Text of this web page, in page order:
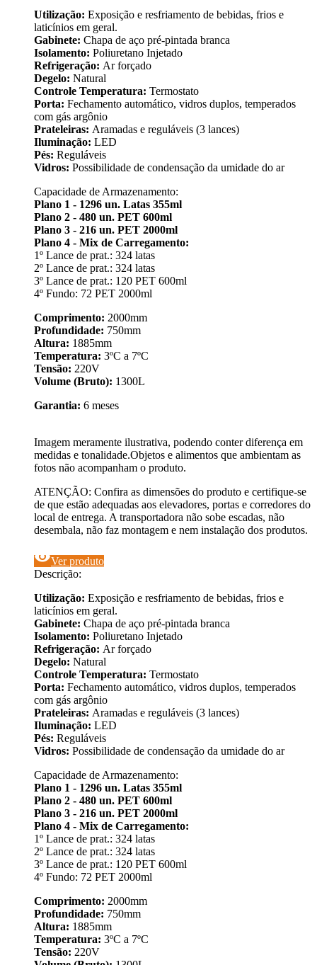
Utilização: Exposição e resfriamento de bebidas, frios e
laticínios em geral.
Gabinete: Chapa de aço pré-pintada branca
Isolamento: Poliuretano Injetado
Refrigeração: Ar forçado
Degelo: Natural
Controle Temperatura: Termostato
Porta: Fechamento automático, vidros duplos, temperados
com gás argônio
Prateleiras: Aramadas e reguláveis (3 lances)
Iluminação: LED
Pés: Reguláveis
Vidros: Possibilidade de condensação da umidade do ar
Capacidade de Armazenamento:
Plano 1 - 1296 un. Latas 355ml
Plano 2 - 480 un. PET 600ml
Plano 3 - 216 un. PET 2000ml
Plano 4 - Mix de Carregamento:
1º Lance de prat.: 324 latas
2º Lance de prat.: 324 latas
3º Lance de prat.: 120 PET 600ml
4º Fundo: 72 PET 2000ml
Comprimento: 2000mm
Profundidade: 750mm
Altura: 1885mm
Temperatura: 3ºC a 7ºC
Tensão: 220V
Volume (Bruto): 1300L
Garantia: 6 meses
Imagem meramente ilustrativa, podendo conter diferença em
medidas e tonalidade.Objetos e alimentos que ambientam as
fotos não acompanham o produto.
ATENÇÃO: Confira as dimensões do produto e certifique-se
de que estão adequadas aos elevadores, portas e corredores do
local de entrega. A transportadora não sobe escadas, não
desembala, não faz montagem e nem instalação dos produtos.
visibilityVer produto
Descrição:
Utilização: Exposição e resfriamento de bebidas, frios e
laticínios em geral.
Gabinete: Chapa de aço pré-pintada branca
Isolamento: Poliuretano Injetado
Refrigeração: Ar forçado
Degelo: Natural
Controle Temperatura: Termostato
Porta: Fechamento automático, vidros duplos, temperados
com gás argônio
Prateleiras: Aramadas e reguláveis (3 lances)
Iluminação: LED
Pés: Reguláveis
Vidros: Possibilidade de condensação da umidade do ar
Capacidade de Armazenamento:
Plano 1 - 1296 un. Latas 355ml
Plano 2 - 480 un. PET 600ml
Plano 3 - 216 un. PET 2000ml
Plano 4 - Mix de Carregamento:
1º Lance de prat.: 324 latas
2º Lance de prat.: 324 latas
3º Lance de prat.: 120 PET 600ml
4º Fundo: 72 PET 2000ml
Comprimento: 2000mm
Profundidade: 750mm
Altura: 1885mm
Temperatura: 3ºC a 7ºC
Tensão: 220V